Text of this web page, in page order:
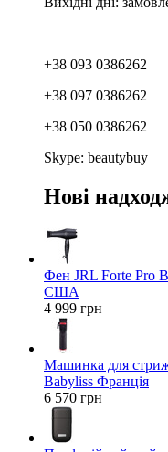
+38 093 0386262
+38 097 0386262
+38 050 0386262
Skype: beautybuy
Нові
Фен JRL Forte Pro
США
4 999 грн
Машинка для
Babyliss Франція
6 570 грн